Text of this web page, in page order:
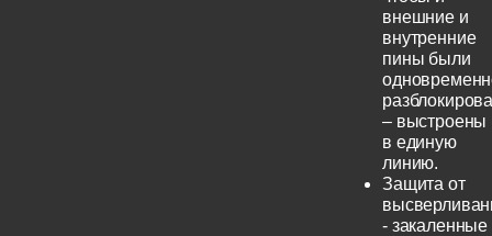
внешние и
внутренние
пины были
– выстроены
в единую
линию.
Защита от
- закаленные